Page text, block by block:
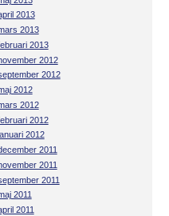
2013
2013
2013
2012
2012
2012
2012
2012
2012
2011
2011
2011
2011
2011